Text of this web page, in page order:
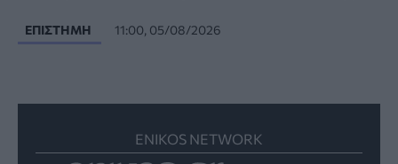
ΕΠΙΣΤΉΜΗ 11:00, 05/08/2026
ENIKOS NETWORK